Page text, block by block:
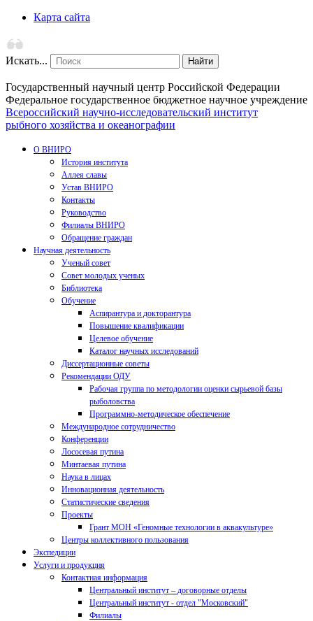
Карта сайта
Искать... Найти
Государственный научный центр Российской Федерации
Федеральное государственное бюджетное научное учреждение
Всероссийский научно-исследовательский институт
рыбного хозяйства и океанографии
О ВНИРО
История института
Аллея славы
Устав ВНИРО
Контакты
Руководство
Филиалы ВНИРО
Обращение граждан
Научная деятельность
Ученый совет
Совет молодых ученых
Библиотека
Обучение
Аспирантура и докторантура
Повышение квалификации
Целевое обучение
Каталог научных исследований
Диссертационные советы
Рекомендации ОДУ
Рабочая группа по методологии оценки сырьевой базы
рыболовства
Программно-методическое обеспечение
Международное сотрудничество
Конференции
Лососевая путина
Минтаевая путина
Наука в лицах
Инновационная деятельность
Статистические сведения
Проекты
Грант МОН «Геномные технологии в аквакультуре»
Центры коллективного пользования
Экспедиции
Услуги и продукция
Контактная информация
Центральный институт – договорные отделы
Центральный институт - отдел "Московский"
Филиалы